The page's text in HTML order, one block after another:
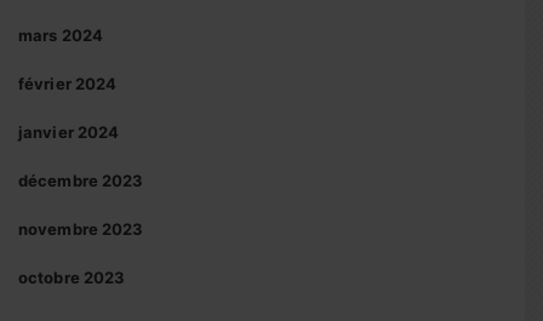
mars 2024
février 2024
janvier 2024
décembre 2023
novembre 2023
octobre 2023